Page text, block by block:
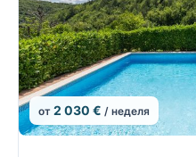
от 2 030 € / неделя